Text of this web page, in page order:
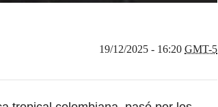
19/12/2025 - 16:20 GMT-5